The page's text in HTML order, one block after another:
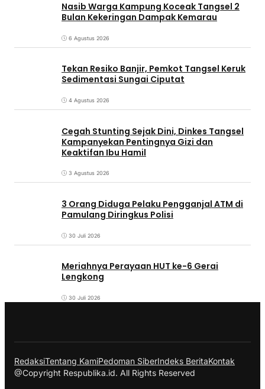
Nasib Warga Kampung Koceak Tangsel 2
Bulan Kekeringan Dampak Kemarau
6 Agustus 2026
Tekan Resiko Banjir, Pemkot Tangsel Keruk
Sedimentasi Sungai Ciputat
4 Agustus 2026
Cegah Stunting Sejak Dini, Dinkes Tangsel
Kampanyekan Pentingnya Gizi dan
Keaktifan Ibu Hamil
3 Agustus 2026
3 Orang Diduga Pelaku Pengganjal ATM di
Pamulang Diringkus Polisi
30 Juli 2026
Meriahnya Perayaan HUT ke-6 Gerai
Lengkong
30 Juli 2026
RedaksiTentang KamiPedoman SiberIndeks BeritaKontak
@Copyright Respublika.id. All Rights Reserved